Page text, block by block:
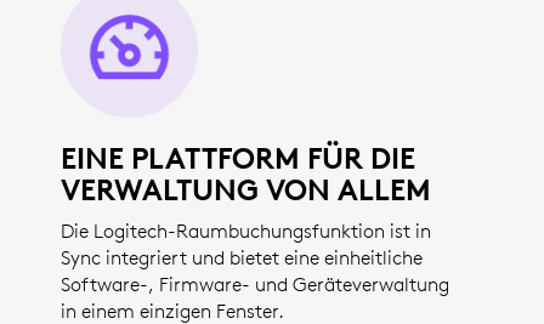
EINE PLATTFORM FÜR DIE
VERWALTUNG VON ALLEM
Die Logitech-Raumbuchungsfunktion ist in
Sync integriert und bietet eine einheitliche
Software-, Firmware- und Geräteverwaltung
in einem einzigen Fenster.